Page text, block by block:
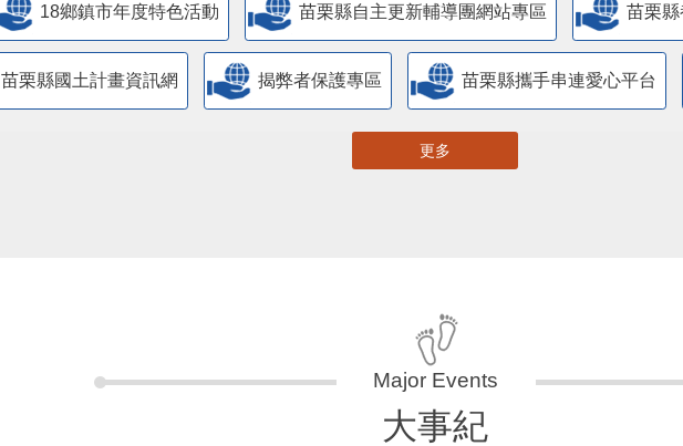
18鄉鎮市年度特色活動 苗栗縣自主更新輔導團網站專區 苗栗
苗栗縣國土計畫資訊網 揭弊者保護專區 苗栗縣攜手串連愛心平台
更多
大事紀